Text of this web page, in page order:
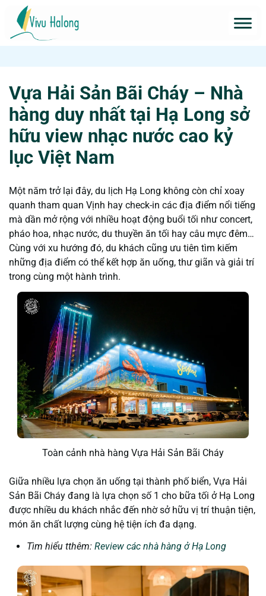
Vựa Hải Sản Bãi Cháy – Nhà
hàng duy nhất tại Hạ Long sở
hữu view nhạc nước cao kỷ
lục Việt Nam
Một năm trở lại đây, du lịch Hạ Long không còn chỉ xoay
quanh tham quan Vịnh hay check-in các địa điểm nổi tiếng
mà dần mở rộng với nhiều hoạt động buổi tối như concert,
pháo hoa, nhạc nước, du thuyền ăn tối hay câu mực đêm…
Cùng với xu hướng đó, du khách cũng ưu tiên tìm kiếm
những địa điểm có thể kết hợp ăn uống, thư giãn và giải trí
trong cùng một hành trình.
Toàn cảnh nhà hàng Vựa Hải Sản Bãi Cháy
Giữa nhiều lựa chọn ăn uống tại thành phố biển, Vựa Hải
Sản Bãi Cháy đang là lựa chọn số 1 cho bữa tối ở Hạ Long
được nhiều du khách nhắc đến nhờ sở hữu vị trí thuận tiện,
món ăn chất lượng cùng hệ tiện ích đa dạng.
Tìm hiểu tthêm: Review các nhà hàng ở Hạ Long